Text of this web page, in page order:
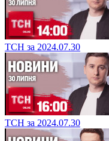
ТСН за 2024.07.30
ТСН за 2024.07.30